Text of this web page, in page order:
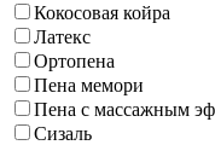
Кокосовая койра
Латекс
Ортопена
Пена мемори
Пена с массажным
Сизаль